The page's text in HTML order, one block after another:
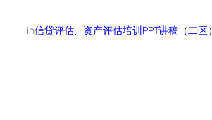
in信贷评估、资产评估培训PPT讲稿（二区）